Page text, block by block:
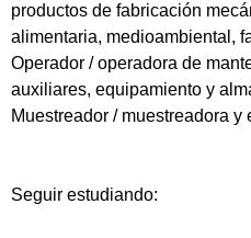
productos de fabricación
alimentaria, medioambiental,
Operador / operadora de
auxiliares, equipamiento y
Muestreador / muestreadora y
Seguir estudiando: